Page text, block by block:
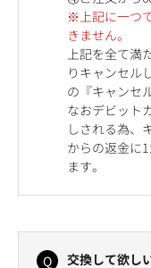
※上記に一つ
きません。
上記を全て満
りキャンセル
の『キャンセ
なおデビット
しされる為、
からの返金に
ます。
交換して欲し